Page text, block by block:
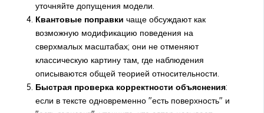
уточняйте допущения модели.
Квантовые поправки чаще обсуждают как
возможную модификацию поведения на
сверхмалых масштабах; они не отменяют
классическую картину там, где наблюдения
описываются общей теорией относительности.
Быстрая проверка корректности объяснения:
если в тексте одновременно "есть поверхность" и